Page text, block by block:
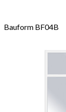
Bauform BF04B